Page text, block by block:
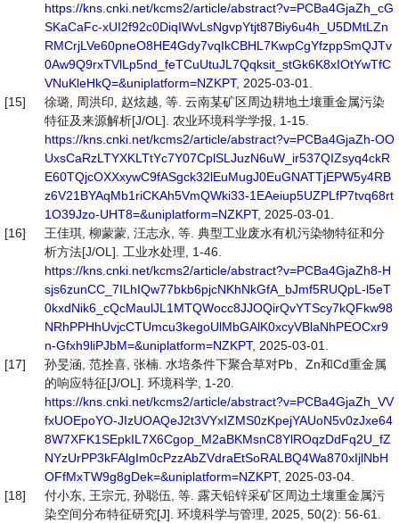
https://kns.cnki.net/kcms2/article/abstract?v=PCBa4GjaZh_cG
SKaCaFc-xUI2f92c0DiqIWvLsNgvpYtjt87Biy6u4h_U5DMtLZn
RMCrjLVe60pneO8HE4Gdy7vqIkCBHL7KwpCgYfzppSmQJTv
0Aw9Q9rxTVlLp5nd_feTCuUtuJL7Qqksit_stGk6K8xIOtYwTfC
VNuKleHkQ=&uniplatform=NZKPT, 2025-03-01.
[15]
徐璐, 周洪印, 赵炫越, 等. 云南某矿区周边耕地土壤重金属污染
特征及来源解析[J/OL]. 农业环境科学学报, 1-15.
https://kns.cnki.net/kcms2/article/abstract?v=PCBa4GjaZh-OO
UxsCaRzLTYXKLTtYc7Y07CplSLJuzN6uW_ir537QIZsyq4ckR
E60TQjcOXXxywC9fASgck32lEuMugJ0EuGNATTjEPW5y4RB
z6V21BYAqMb1riCKAh5VmQWki33-1EAeiup5UZPLfP7tvq68rt
1O39Jzo-UHT8=&uniplatform=NZKPT, 2025-03-01.
[16]
王佳琪, 柳蒙蒙, 汪志永, 等. 典型工业废水有机污染物特征和分
析方法[J/OL]. 工业水处理, 1-46.
https://kns.cnki.net/kcms2/article/abstract?v=PCBa4GjaZh8-H
sjs6zunCC_7ILhIQw77bkb6pjcNKhNkGfA_bJmf5RUQpL-l5eT
0kxdNik6_cQcMaulJL1MTQWocc8JJOQirQvYTScy7kQFkw98
NRhPPHhUvjcCTUmcu3kegoUlMbGAlK0xcyVBlaNhPEOCxr9
n-Gfxh9liPJbM=&uniplatform=NZKPT, 2025-03-01.
[17]
孙旻涵, 范拴喜, 张楠. 水培条件下聚合草对Pb、Zn和Cd重金属
的响应特征[J/OL]. 环境科学, 1-20.
https://kns.cnki.net/kcms2/article/abstract?v=PCBa4GjaZh_VV
fxUOEpoYO-JIzUOAQeJ2t3VYxIZMS0zKpejYAUoN5v0zJxe64
8W7XFK1SEpkIL7X6Cgop_M2aBKMsnC8YlROqzDdFq2U_fZ
NYzUrPP3kFAlgIm0cPzzAbZVdraEtSoRALBQ4Wa870xIjlNbH
OFfMxTW9g8gDek=&uniplatform=NZKPT, 2025-03-04.
[18]
付小东, 王宗元, 孙聪伍, 等. 露天铅锌采矿区周边土壤重金属污
染空间分布特征研究[J]. 环境科学与管理, 2025, 50(2): 56-61.